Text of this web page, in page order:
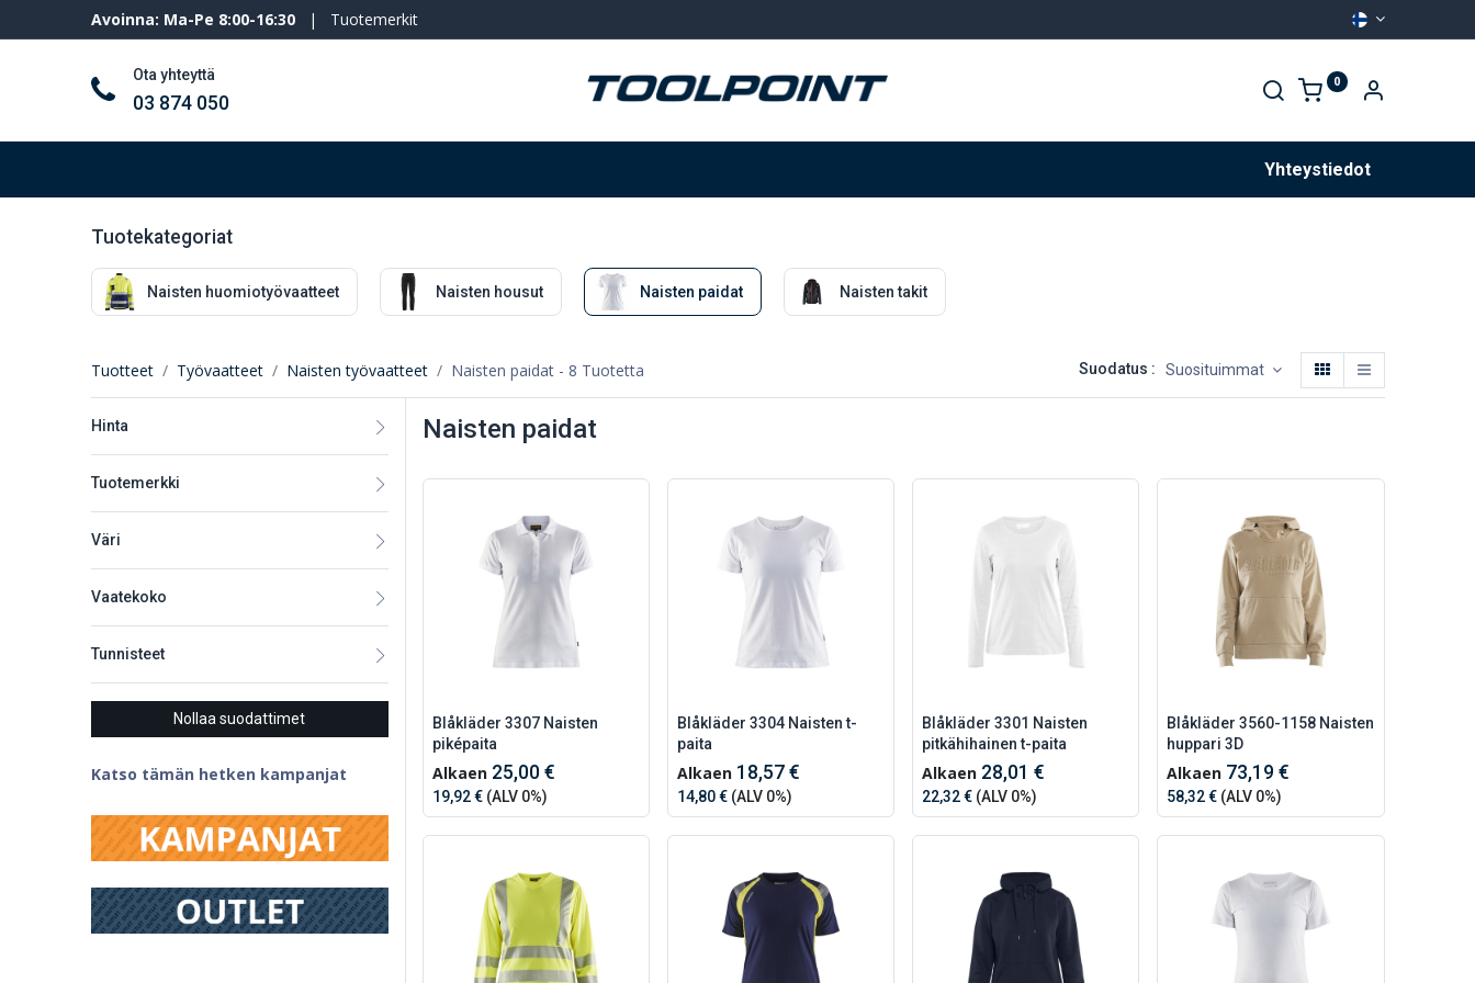
Avoinna: Ma-Pe 8:00-16:30 | Tuotemerkit
Ota yhteyttä
03 874 050
0
Yhteystiedot
Tuotekategoriat
Naisten huomiotyövaatteet Naisten housut Naisten paidat Naisten takit
Tuotteet Työvaatteet Naisten työvaatteet Naisten paidat- 8 Tuotetta Suodatus : Suosituimmat
Hinta
Tuotemerkki
Väri
Vaatekoko
Tunnisteet
Nollaa suodattimet
Katso tämän hetken kampanjat
Naisten paidat
Blåkläder 3307 Naisten
piképaita
Alkaen 25,00 €
19,92 €(ALV 0%)
Blåkläder 3304 Naisten t-
paita
Alkaen 18,57 €
14,80 €(ALV 0%)
Blåkläder 3301 Naisten
pitkähihainen t-paita
Alkaen 28,01 €
22,32 € (ALV 0%)
Blåkläder 3560-1158 Naisten
huppari 3D
Alkaen 73,19 €
58,32 € (ALV 0%)